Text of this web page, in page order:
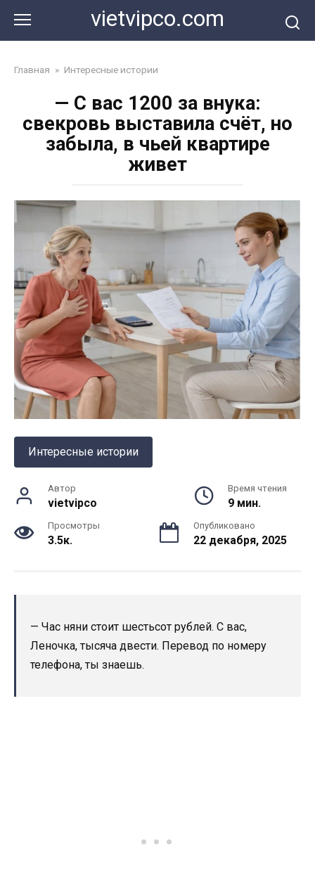
контенту
vietvipco.com
Главная » Интересные истории
— С вас 1200 за внука:
свекровь выставила счёт, но
забыла, в чьей квартире
живет
Интересные истории
Автор
vietvipco
Время чтения
9 мин.
Просмотры
3.5к.
Опубликовано
22 декабря, 2025
— Час няни стоит шестьсот рублей. С вас,
Леночка, тысяча двести. Перевод по номеру
телефона, ты знаешь.